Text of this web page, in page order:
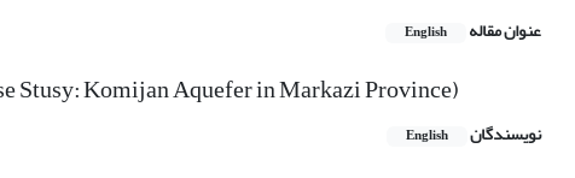
عنوان مقاله English
Stusy: Komijan Aquefer in Markazi Province)
نویسندگان English